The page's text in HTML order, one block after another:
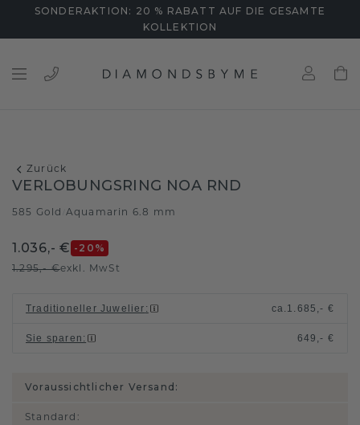
SONDERAKTION: 20 % RABATT AUF DIE GESAMTE
KOLLEKTION
Zurück
VERLOBUNGSRING NOA RND
585 Gold Aquamarin 6.8 mm
1.036,- € -20 %
1.295,- €exkl. MwSt
Traditioneller Juwelier : ca. 1.685,- €
Sie sparen : 649,- €
Voraussichtlicher Versand:
Standard :